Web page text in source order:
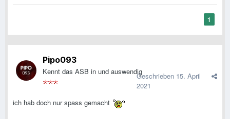
1
Pipo093
Kennt das ASB in und auswendigGeschrieben 15. April
2021
ich hab doch nur spass gemacht